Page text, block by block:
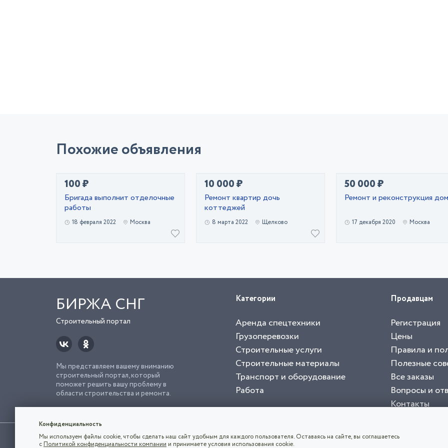
Похожие объявления
100 ₽
Бригада выполнит отделочные
работы
18 февраля 2022 Москва
10 000 ₽
Ремонт квартир дочь
коттеджей
8 марта 2022 Щелково
50 000 ₽
Ремонт и реконструкция
17 декабря 2020 Москва
БИРЖА СНГ
Строительный портал
Мы представляем вашему вниманию
строительный портал, который
поможет решить вашу проблему в
области строительства и ремонта.
Категории
Аренда спецтехники
Грузоперевозки
Строительные услуги
Строительные материалы
Транспорт и оборудование
Работа
Продавцам
Регистрация
Цены
Правила и
Полезные
Все заказы
Вопросы и
Контакты
Использование сайта, в том числе подача объявлений, означает согласие с
владельца.
Конфиденциальность
Мы используем файлы cookie, чтобы сделать наш сайт удобным для каждого пользователя. Оставаясь на сайте, вы соглашаетесь
с Политикой конфиденциальности компании и принимаете условия использования cookie.